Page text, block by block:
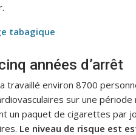
tabagique
années d’arrêt
travaillé environ 8700
sur une
un paquet de cigarettes par
Le niveau de risque est